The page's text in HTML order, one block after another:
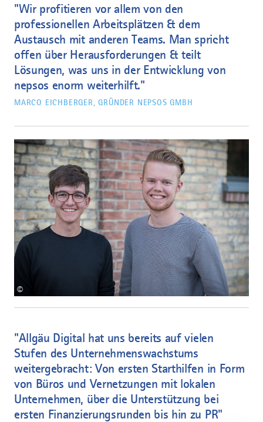
"Wir profitieren vor allem von den
professionellen Arbeitsplätzen & dem
Austausch mit anderen Teams. Man spricht
offen über Herausforderungen & teilt
Lösungen, was uns in der Entwicklung von
nepsos enorm weiterhilft."
MARCO EICHBERGER, GRÜNDER NEPSOS GMBH
©
"Allgäu Digital hat uns bereits auf vielen
Stufen des Unternehmenswachstums
weitergebracht: Von ersten Starthilfen in Form
von Büros und Vernetzungen mit lokalen
Unternehmen, über die Unterstützung bei
ersten Finanzierungsrunden bis hin zu PR"